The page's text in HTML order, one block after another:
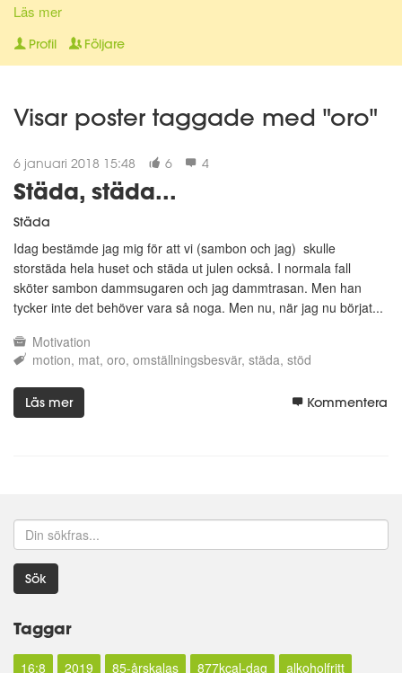
Det hårda arbetet och den stränga disciplinen ger resultat och vi
möts, där i spegeln. Men...så händer något, livet ger mig en hård
knuff och jag faller. Faller för frestelsen och utför bergets kant.
fot, hårt, hårt. Orkar inte klättra igen, fastnar ett tag. Finner så
och i sida. Drivs av önskan att få mötas. Reser mig upp igen
och tar sats. Tar sats för att återigen klättra upp mot toppen.
Läs mer
Profil Följare
Visar poster taggade med "oro"
6 januari 2018 15:48 6 4
Städa, städa...
Städa
Idag bestämde jag mig för att vi (sambon och jag) skulle
storstäda hela huset och städa ut julen också. I normala fall
sköter sambon dammsugaren och jag dammtrasan. Men han
tycker inte det behöver vara så noga. Men nu, när jag nu börjat...
Motivation
motion mat oro omställningsbesvär städa stöd
Läs mer Kommentera
Sök
Taggar
16:8 2019 85-årskalas 877kcal-dag
alkoholfritt